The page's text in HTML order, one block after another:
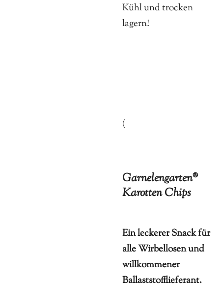
Kühl und trocken
lagern!
(
Garnelengarten®
Karotten Chips
Ein leckerer Snack für
alle Wirbellosen und
willkommener
Ballaststofflieferant.